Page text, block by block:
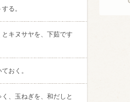
る。
キヌサヤを、下茹です
おく。
、玉ねぎを、和だしと